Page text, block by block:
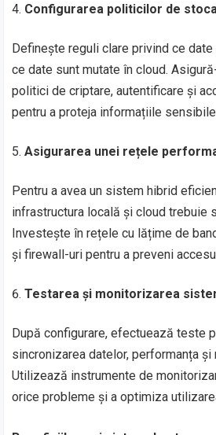
Configurarea politicilor de
Definește reguli clare privind ce
ce date sunt mutate în cloud.
politici de criptare, autentificare și
pentru a proteja informațiile
Asigurarea unei rețele
Pentru a avea un sistem hibrid
infrastructura locală și cloud trebuie
Investește în rețele cu lățime de
și firewall-uri pentru a preveni
Testarea și monitorizarea
După configurare, efectuează teste
sincronizarea datelor, performanța
Utilizează instrumente de
orice probleme și a optimiza